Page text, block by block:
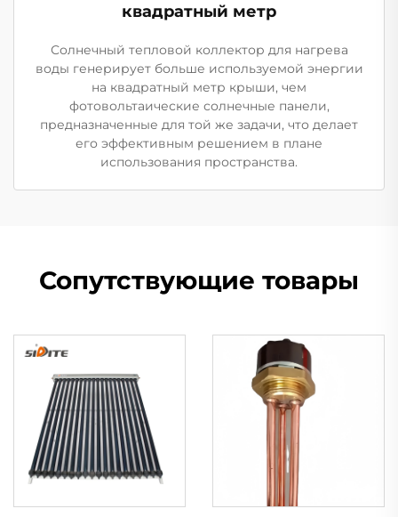
квадратный метр
Солнечный тепловой коллектор для нагрева
воды генерирует больше используемой энергии
на квадратный метр крыши, чем
фотовольтаические солнечные панели,
предназначенные для той же задачи, что делает
его эффективным решением в плане
использования пространства.
Сопутствующие товары